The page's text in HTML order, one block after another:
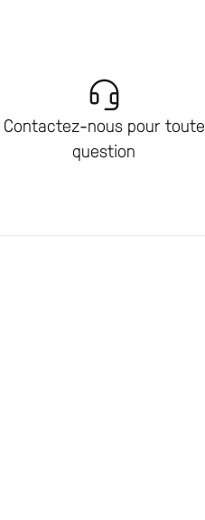
Contactez-nous pour toute
question